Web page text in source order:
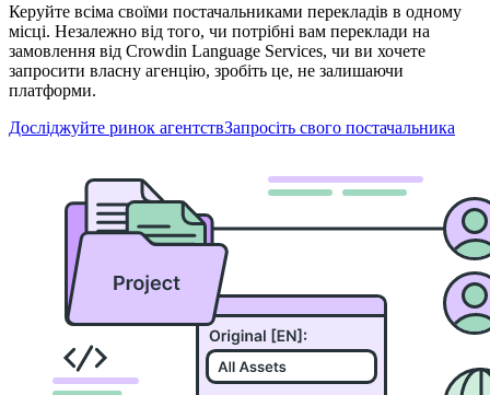
Керуйте всіма своїми постачальниками перекладів в одному
місці. Незалежно від того, чи потрібні вам переклади на
замовлення від Crowdin Language Services, чи ви хочете
запросити власну агенцію, зробіть це, не залишаючи
платформи.
Досліджуйте ринок агентствЗапросіть свого постачальника